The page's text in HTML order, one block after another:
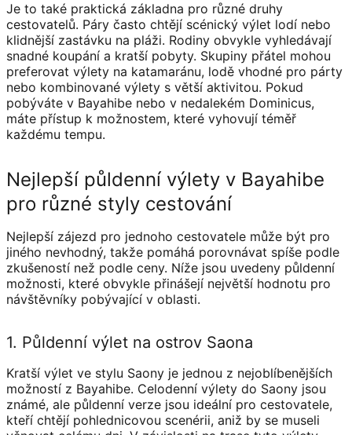
Je to také praktická základna pro různé druhy
cestovatelů. Páry často chtějí scénický výlet lodí nebo
klidnější zastávku na pláži. Rodiny obvykle vyhledávají
snadné koupání a kratší pobyty. Skupiny přátel mohou
preferovat výlety na katamaránu, lodě vhodné pro párty
nebo kombinované výlety s větší aktivitou. Pokud
pobýváte v Bayahibe nebo v nedalekém Dominicus,
máte přístup k možnostem, které vyhovují téměř
každému tempu.
Nejlepší půldenní výlety v Bayahibe
pro různé styly cestování
Nejlepší zájezd pro jednoho cestovatele může být pro
jiného nevhodný, takže pomáhá porovnávat spíše podle
zkušeností než podle ceny. Níže jsou uvedeny půldenní
možnosti, které obvykle přinášejí největší hodnotu pro
návštěvníky pobývající v oblasti.
1. Půldenní výlet na ostrov Saona
Kratší výlet ve stylu Saony je jednou z nejoblíbenějších
možností z Bayahibe. Celodenní výlety do Saony jsou
známé, ale půldenní verze jsou ideální pro cestovatele,
kteří chtějí pohlednicovou scenérii, aniž by se museli